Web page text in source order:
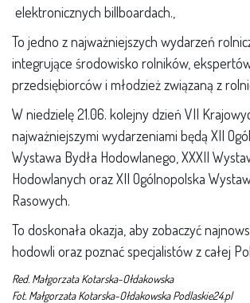
elektronicznych billboardach.,
To jedno z najważniejszych wydarzeń
integrujące środowisko rolników,
przedsiębiorców i młodzież związaną z
W niedzielę 21.06. kolejny dzień VII
najważniejszymi wydarzeniami będą XII
Wystawa Bydła Hodowlanego, XXXII
Hodowlanych oraz XII Ogólnopolska
Rasowych.
To doskonała okazja, aby zobaczyć
hodowli oraz poznać specjalistów z całej
Red. Małgorzata Kotarska-Ołdakowska
Fot. Małgorzata Kotarska-Ołdakowska Podlaskie24.pl